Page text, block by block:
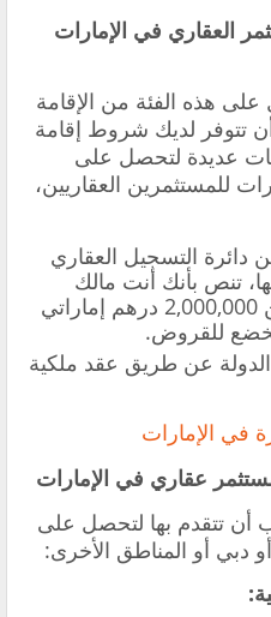
العقاري في الإمارات
هذه الفئة من الإقامة
تتوفر لديك شروط إقامة
عديدة لتحصل على
للمستثمرين العقاريين،
التسجيل العقاري
تنص بأنك أنت مالك
العقار بقيمة ليست أقل من 2,000,000 درهم إماراتي
يخضع للقروض.
عن طريق عقد ملكية
في الإمارات
عقاري في الإمارات
أن تتقدم بها لتحصل على
دبي أو المناطق الأخرى: